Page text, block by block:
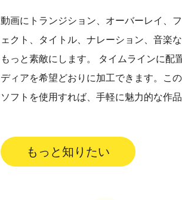
動画にトランジション、オーバーレイ、
ェクト、タイトル、ナレーション、音楽な
もっと素敵にします。 タイムラインに配
ディアを希望どおりに加工できます。こ
ソフトを使用すれば、手軽に魅力的な作品
もっと知りたい